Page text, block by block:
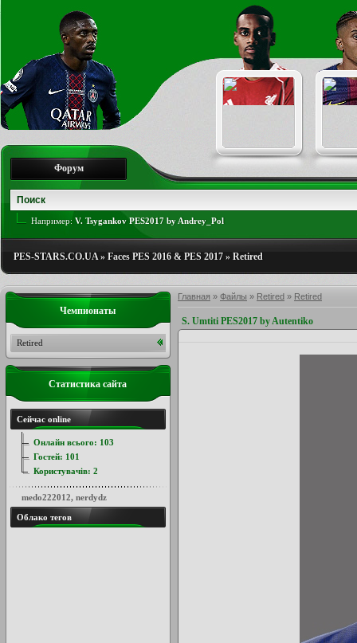
Форум
Например: V. Tsygankov PES2017 by Andrey_Pol
PES-STARS.CO.UA» Faces PES 2016 & PES 2017 » Retired
Главная » Файлы » Retired » Retired
S. Umtiti PES2017 by Autentiko
Чемпионаты
Retired
Статистика сайта
Сейчас online
Онлайн всього: 103
Гостей: 101
Користувачів: 2
medo222012, nerdydz
Облако тегов